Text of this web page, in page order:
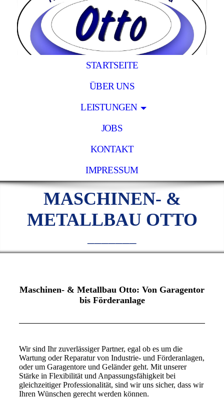
STARTSEITE
ÜBER UNS
LEISTUNGEN
JOBS
KONTAKT
IMPRESSUM
MASCHINEN- &
METALLBAU OTTO
Maschinen- & Metallbau Otto: Von Garagentor
bis Förderanlage
Wir sind Ihr zuverlässiger Partner, egal ob es um die
Wartung oder Reparatur von Industrie- und Förderanlagen,
oder um Garagentore und Geländer geht. Mit unserer
Stärke in Flexibilität und Anpassungsfähigkeit bei
gleichzeitiger Professionalität, sind wir uns sicher, dass wir
Ihren Wünschen gerecht werden können.